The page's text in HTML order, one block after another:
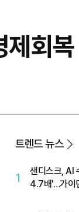
제회
트렌드 뉴스
1
샌디스크, AI
4.7배'…가이